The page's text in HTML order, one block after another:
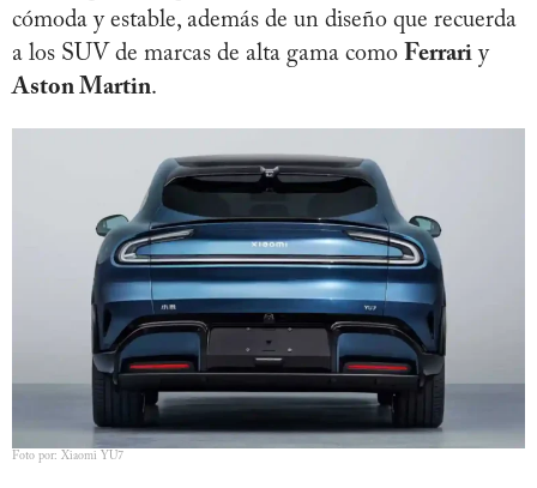
cómoda y estable, además de un diseño que recuerda
a los SUV de marcas de alta gama como Ferrari y
Aston Martin.
Foto por: Xiaomi YU7